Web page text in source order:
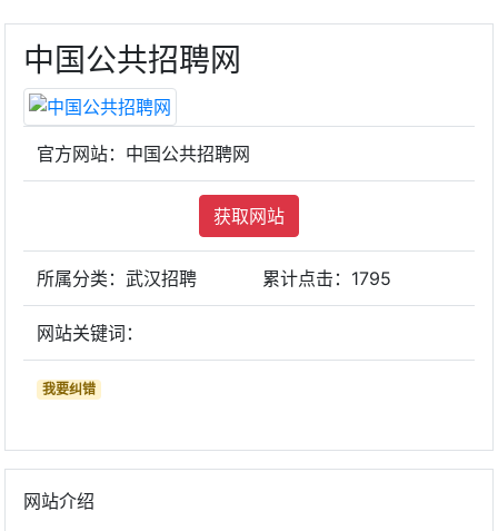
中国公共招聘网
官方网站：中国公共招聘网
获取网站
所属分类：武汉招聘 累计点击： 1795
网站关键词：
我要纠错
网站介绍